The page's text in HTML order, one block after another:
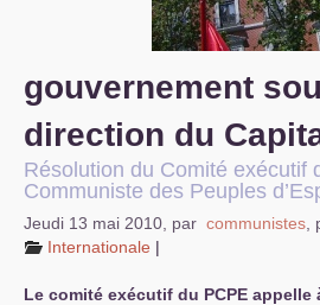
gouvernement
direction du
Résolution du Comité exécutif
Communiste des Peuples
Jeudi 13 mai 2010 par communistes
Internationale |
Le comité exécutif du PCPE appelle